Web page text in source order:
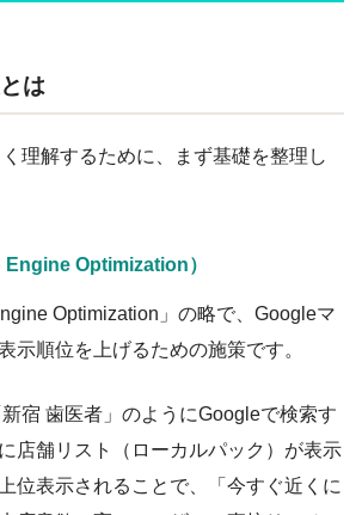
は
理解するために、まず基礎を整理し
Engine Optimization）
Optimization」の略で、Googleマ
示順位を上げるための施策です。
新宿 歯医者」のようにGoogleで検索す
店舗リスト（ローカルパック）が表示
位表示されることで、「今すぐ近くに